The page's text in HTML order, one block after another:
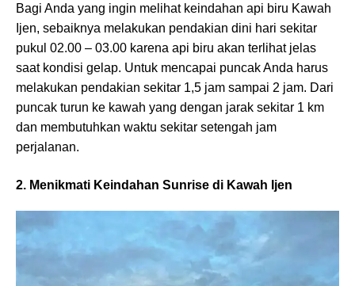
Bagi Anda yang ingin melihat keindahan api biru Kawah
Ijen, sebaiknya melakukan pendakian dini hari sekitar
pukul 02.00 – 03.00 karena api biru akan terlihat jelas
saat kondisi gelap. Untuk mencapai puncak Anda harus
melakukan pendakian sekitar 1,5 jam sampai 2 jam. Dari
puncak turun ke kawah yang dengan jarak sekitar 1 km
dan membutuhkan waktu sekitar setengah jam
perjalanan.
2. Menikmati Keindahan Sunrise di Kawah Ijen